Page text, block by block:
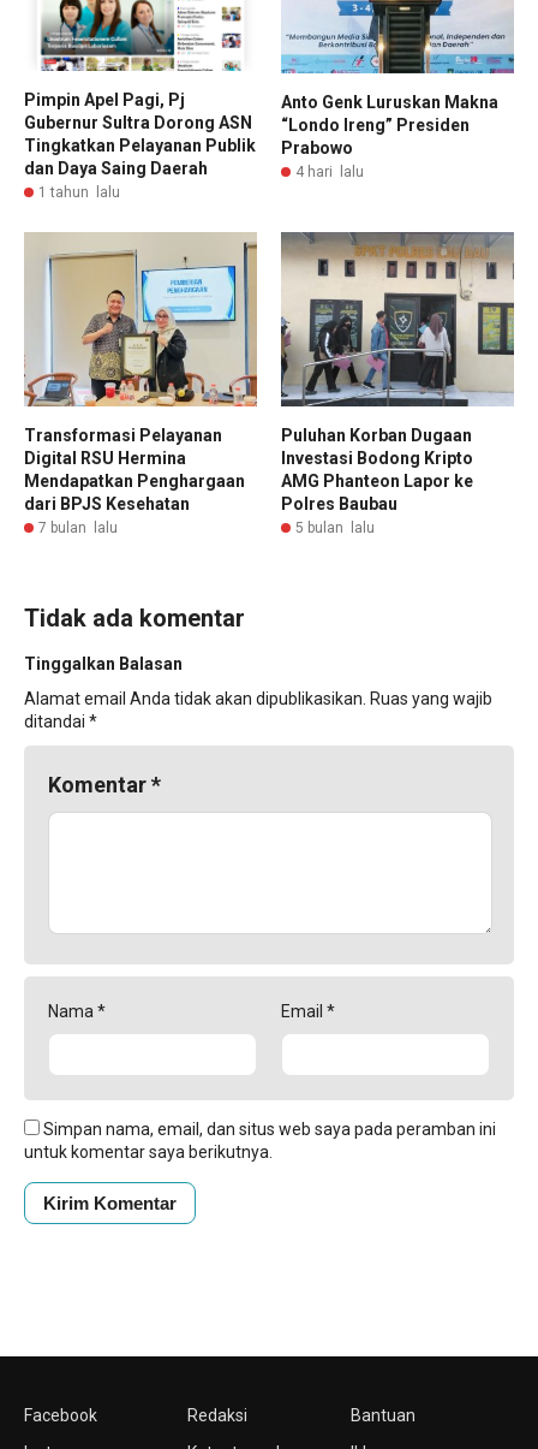
Pimpin Apel Pagi, Pj
Gubernur Sultra Dorong ASN
Tingkatkan Pelayanan Publik
dan Daya Saing Daerah
1 tahun lalu
Anto Genk Luruskan Makna
“Londo Ireng” Presiden
Prabowo
4 hari lalu
Transformasi Pelayanan
Digital RSU Hermina
Mendapatkan Penghargaan
dari BPJS Kesehatan
7 bulan lalu
Puluhan Korban Dugaan
Investasi Bodong Kripto
AMG Phanteon Lapor ke
Polres Baubau
5 bulan lalu
Tidak ada komentar
Tinggalkan Balasan
Alamat email Anda tidak akan dipublikasikan. Ruas yang wajib
ditandai *
Komentar*
Nama* Email *
Simpan nama, email, dan situs web saya pada peramban ini
untuk komentar saya berikutnya.
Facebook
Redaksi
Bantuan